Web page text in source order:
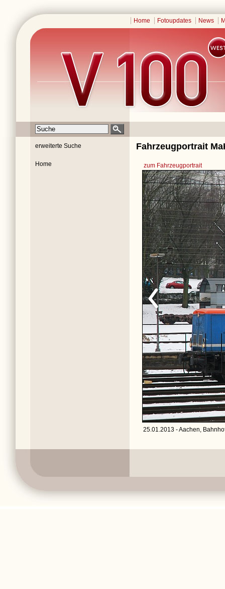
Home Fotoupdates News
erweiterte Suche
Home
Fahrzeugportrait
zum Fahrzeugportrait
25.01.2013 - Aachen,